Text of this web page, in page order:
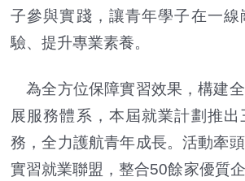
子參與實踐，讓青年學子在一線
驗、提升專業素養。
為全方位保障實習效果，構建
展服務體系，本屆就業計劃推出
務，全力護航青年成長。活動牽
實習就業聯盟，整合50餘家優質